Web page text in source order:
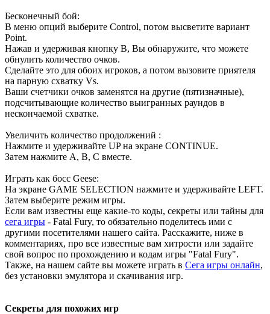
Бесконечный бой:
В меню опций выберите Control, потом высветите вариант
Point.
Нажав и удерживая кнопку В, Вы обнаружите, что можете
обнулить количество очков.
Сделайте это для обоих игроков, а потом вызовите приятеля
на парную схватку Vs.
Ваши счетчики очков заменятся на другие (пятизначные),
подсчитывающие количество выигранных раундов в
нескончаемой схватке.
Увеличить количество продолжений :
Нажмите и удерживайте UP на экране CONTINUE.
Затем нажмите A, B, C вместе.
Играть как босс Geese:
На экране GAME SELECTION нажмите и удерживайте LEFT.
Затем выберите режим игры.
Если вам известны еще какие-то коды, секреты или тайны для
сега игры - Fatal Fury, то обязательно поделитесь ими с
другими посетителями нашего сайта. Расскажите, ниже в
комментариях, про все известные вам хитрости или задайте
свой вопрос по прохождению и кодам игры "Fatal Fury".
Также, на нашем сайте вы можете играть в Сега игры онлайн,
без установки эмулятора и скачивания игр.
Секреты для похожих игр